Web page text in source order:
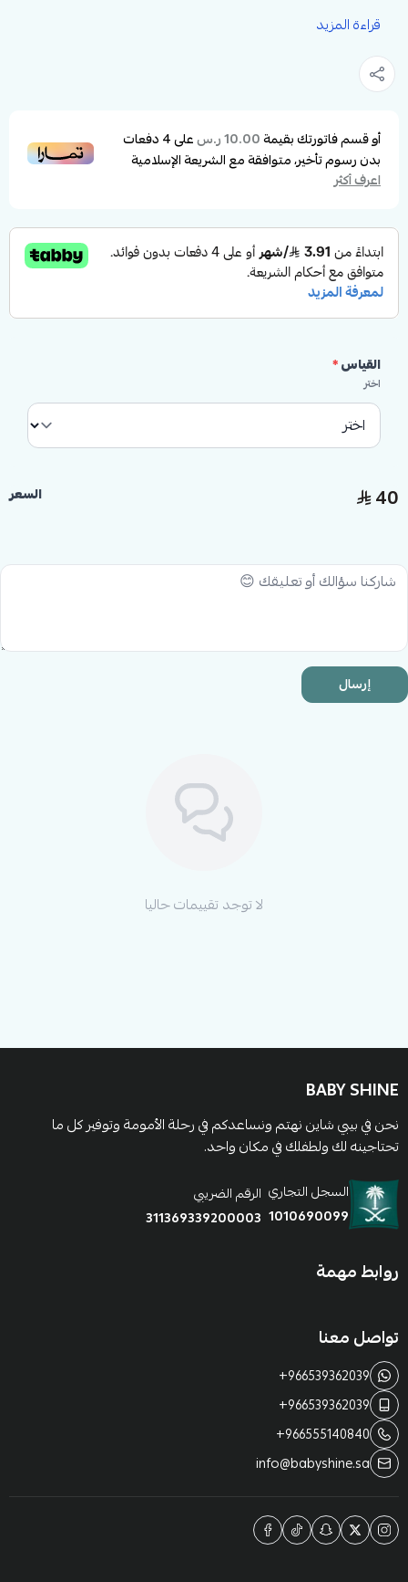
المولود.
• عدد القطع: طقم مكون من قطعتين (أفرول + قبعة مطابقة).
• الإغلاق: أزرار جانبية لتسهيل عملية الارتداء والتغيير.
• الراحة: خامة ناعمة قابلة للتهوية تمنح الطفل راحة مثالية طوال
اليوم.
لماذا يجب شراؤه؟
هذا الأفرول مثالي لحديثي الولادة بفضل تصميمه الناعم والمريح،
وهو خيار رائع للاستخدام اليومي أو كهدية أنيقة للمولود الجديد.
قراءة المزيد
أو قسم فاتورتك بقيمة10.00 ر.س على4دفعات
بدون رسوم تأخير، متوافقة مع الشريعة الإسلامية
اعرف أكثر
القياس*
اختر
السعر 40
إرسال
لا توجد تقييمات حاليا
BABY SHINE
نحن في بيبي شاين نهتم ونساعدكم في رحلة الأمومة وتوفير كل ما
تحتاجينه لك ولطفلك في مكان واحد.
السجل التجاري
1010690099
الرقم الضريبي
311369339200003
روابط مهمة
تواصل معنا
+966539362039
+966539362039
+966555140840
info@babyshine.sa